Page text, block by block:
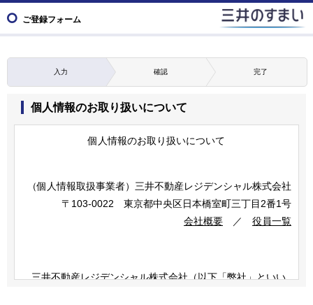
ご登録フォーム
入力 確認 完了
個人情報のお取り扱いについて
個人情報のお取り扱いについて
（個人情報取扱事業者） 三井不動産レジデンシャル株式会社
〒103-0022 東京都中央区日本橋室町三丁目2番1号
会社概要 ／ 役員一覧
三井不動産レジデンシャル株式会社（以下「弊社」といい